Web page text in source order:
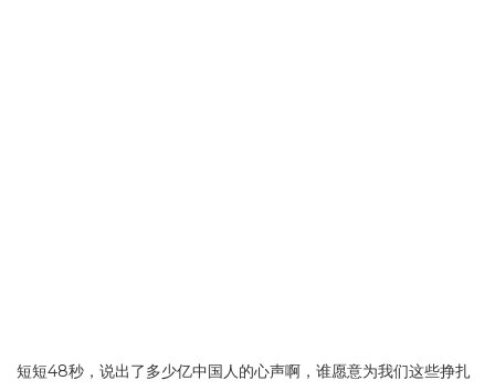
短短48秒，说出了多少亿中国人的心声啊，谁愿意为我们这些挣扎